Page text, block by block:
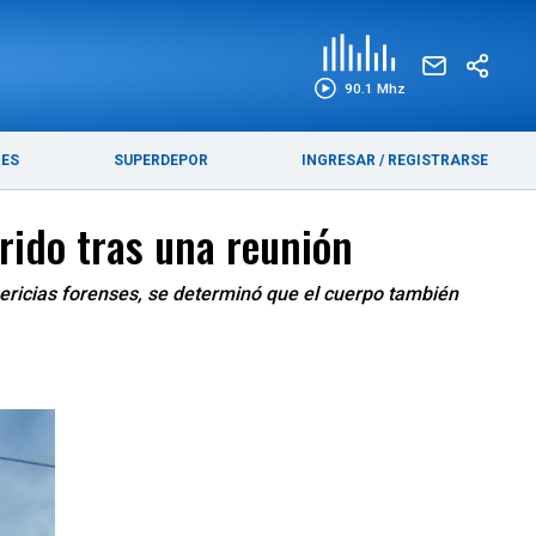
90.1 Mhz
SUPERDEPOR INGRESAR / REGISTRARSE
tras una reunión
forenses, se determinó que el cuerpo también